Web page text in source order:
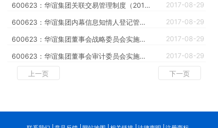
2017-08-29
600623：华谊集团关联交易管理制度（2017年修订）
2017-08-29
600623：华谊集团内幕信息知情人登记管理制度（2017年修订）
2017-08-29
600623：华谊集团董事会战略委员会实施细则（2017年修订）
2017-08-29
600623：华谊集团董事会审计委员会实施细则（2017年修订）
上一页 下一页